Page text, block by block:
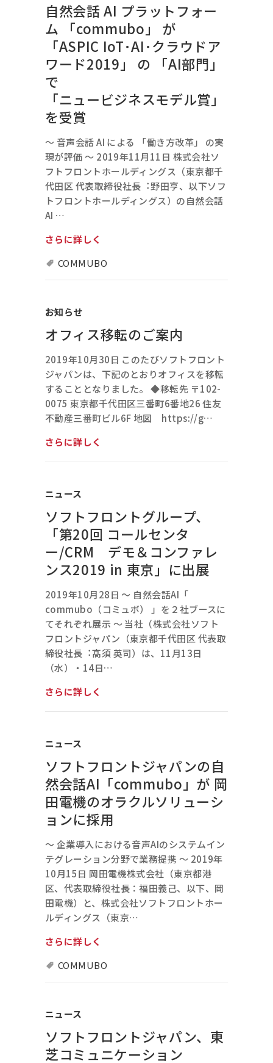
⾃然会話 AI プラットフォー
ム 「commubo」 が
「ASPIC IoT･AI･クラウドア
ワード2019」 の 「AI部⾨」
で
「ニュービジネスモデル賞」
を受賞
〜 ⾳声会話 AI による 「働き⽅改⾰」 の実
現が評価 〜 2019年11月11日 株式会社ソ
フトフロントホールディングス（東京都千
代⽥区 代表取締役社⻑︓野⽥亨、以下ソフ
トフロントホールディングス）の⾃然会話
AI …
さらに詳しく
COMMUBO
お知らせ
オフィス移転のご案内
2019年10月30日 このたびソフトフロント
ジャパンは、下記のとおりオフィスを移転
することとなりました。 ◆移転先 〒102-
0075 東京都千代田区三番町6番地26 住友
不動産三番町ビル6F 地図 https://g…
さらに詳しく
ニュース
ソフトフロントグループ、
「第20回 コールセンタ
ー/CRM デモ＆コンファレ
ンス2019 in 東京」に出展
2019年10月28日 ～ 自然会話AI「
commubo（コミュボ） 」を２社ブースに
てそれぞれ展示 ～ 当社（株式会社ソフト
フロントジャパン（東京都千代田区 代表取
締役社長︓髙須 英司）は、11月13日
（水）・14日…
さらに詳しく
ニュース
ソフトフロントジャパンの自
然会話AI「commubo」が 岡
田電機のオラクルソリューシ
ョンに採用
～ 企業導入における音声AIのシステムイン
テグレーション分野で業務提携 ～ 2019年
10月15日 岡田電機株式会社（東京都港
区、代表取締役社長：福田義己、以下、岡
田電機）と、株式会社ソフトフロントホー
ルディングス（東京…
さらに詳しく
COMMUBO
ニュース
ソフトフロントジャパン、東
芝コミュニケーション